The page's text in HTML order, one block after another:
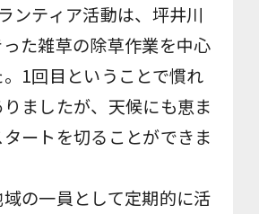
ンティア活動は、坪井川
た雑草の除草作業を中心
1回目ということで慣れ
ましたが、天候にも恵ま
ートを切ることができま
の一員として定期的に活